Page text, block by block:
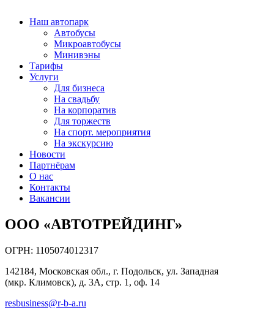
Наш автопарк
Автобусы
Микроавтобусы
Минивэны
Тарифы
Услуги
Для бизнеса
На свадьбу
На корпоратив
Для торжеств
На спорт. мероприятия
На экскурсию
Новости
Партнёрам
О нас
Контакты
Вакансии
ООО «АВТОТРЕЙДИНГ»
ОГРН: 1105074012317
142184, Московская обл., г. Подольск, ул. Западная
(мкр. Климовск), д. 3А, стр. 1, оф. 14
resbusiness@r-b-a.ru